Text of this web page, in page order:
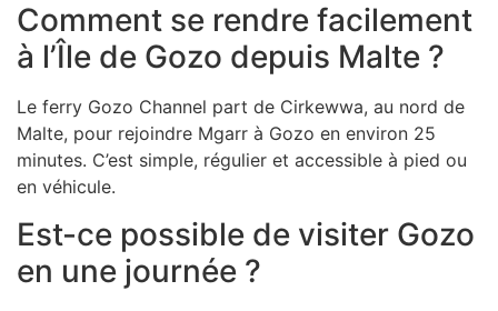
Comment se rendre facilement
à l’Île de Gozo depuis Malte ?
Le ferry Gozo Channel part de Cirkewwa, au nord de
Malte, pour rejoindre Mgarr à Gozo en environ 25
minutes. C’est simple, régulier et accessible à pied ou
en véhicule.
Est-ce possible de visiter Gozo
en une journée ?